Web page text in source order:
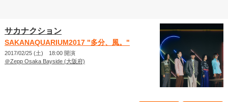
サカナクション
SAKANAQUARIUM2017 "多分、風。"
2017/02/25 (土) 18:00 開演
＠Zepp Osaka Bayside (大阪府)